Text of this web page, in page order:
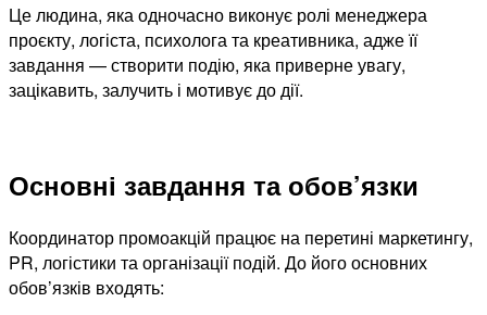
Це людина, яка одночасно виконує ролі менеджера
проєкту, логіста, психолога та креативника, адже її
завдання — створити подію, яка приверне увагу,
зацікавить, залучить і мотивує до дії.
Основні завдання та обов’язки
Координатор промоакцій працює на перетині маркетингу,
PR, логістики та організації подій. До його основних
обов’язків входять: